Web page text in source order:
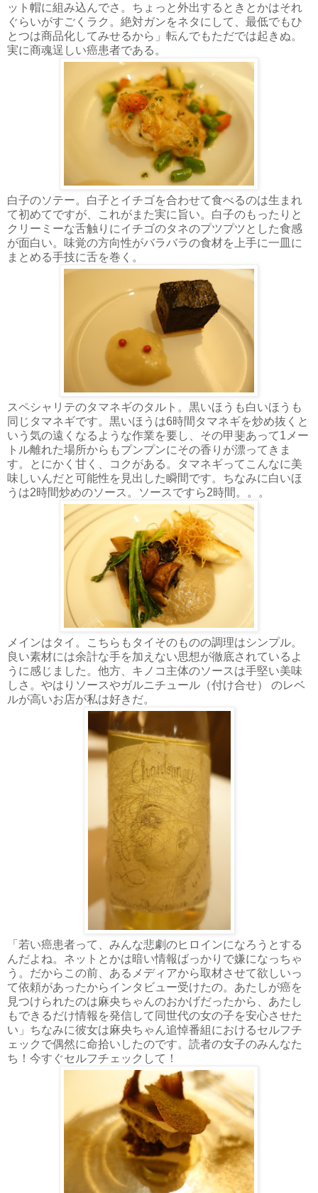
ット帽に組み込んでさ。ちょっと外出するときとかはそれ
ぐらいがすごくラク。絶対ガンをネタにして、最低でもひ
とつは商品化してみせるから」転んでもただでは起きぬ。
実に商魂逞しい癌患者である。
白子のソテー。白子とイチゴを合わせて食べるのは生まれ
て初めてですが、これがまた実に旨い。白子のもったりと
クリーミーな舌触りにイチゴのタネのプツプツとした食感
が面白い。味覚の方向性がバラバラの食材を上手に一皿に
まとめる手技に舌を巻く。
スペシャリテのタマネギのタルト。黒いほうも白いほうも
同じタマネギです。黒いほうは6時間タマネギを炒め抜くと
いう気の遠くなるような作業を要し、その甲斐あって1メー
トル離れた場所からもプンプンにその香りが漂ってきま
す。とにかく甘く、コクがある。タマネギってこんなに美
味しいんだと可能性を見出した瞬間です。ちなみに白いほ
うは2時間炒めのソース。ソースですら2時間。。。
メインはタイ。こちらもタイそのものの調理はシンプル。
良い素材には余計な手を加えない思想が徹底されているよ
うに感じました。他方、キノコ主体のソースは手堅い美味
しさ。やはりソースやガルニチュール（付け合せ） のレベ
ルが高いお店が私は好きだ。
「若い癌患者って、みんな悲劇のヒロインになろうとする
んだよね。ネットとかは暗い情報ばっかりで嫌になっちゃ
う。だからこの前、あるメディアから取材させて欲しいっ
て依頼があったからインタビュー受けたの。あたしが癌を
見つけられたのは麻央ちゃんのおかげだったから、あたし
もできるだけ情報を発信して同世代の女の子を安心させた
い」ちなみに彼女は麻央ちゃん追悼番組におけるセルフチ
ェックで偶然に命拾いしたのです。読者の女子のみんなた
ち！今すぐセルフチェックして！